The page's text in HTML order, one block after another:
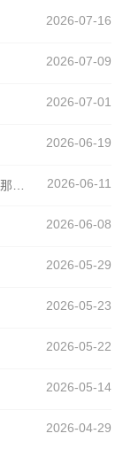
2026-07-16
2026-07-09
2026-07-01
2026-06-19
2026-06-11
2026-06-08
2026-05-29
2026-05-23
2026-05-22
2026-05-14
2026-04-29